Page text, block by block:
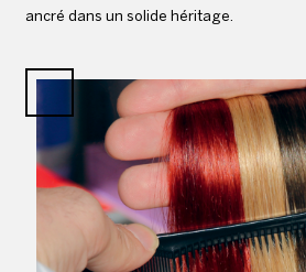
ancré dans un solide héritage.